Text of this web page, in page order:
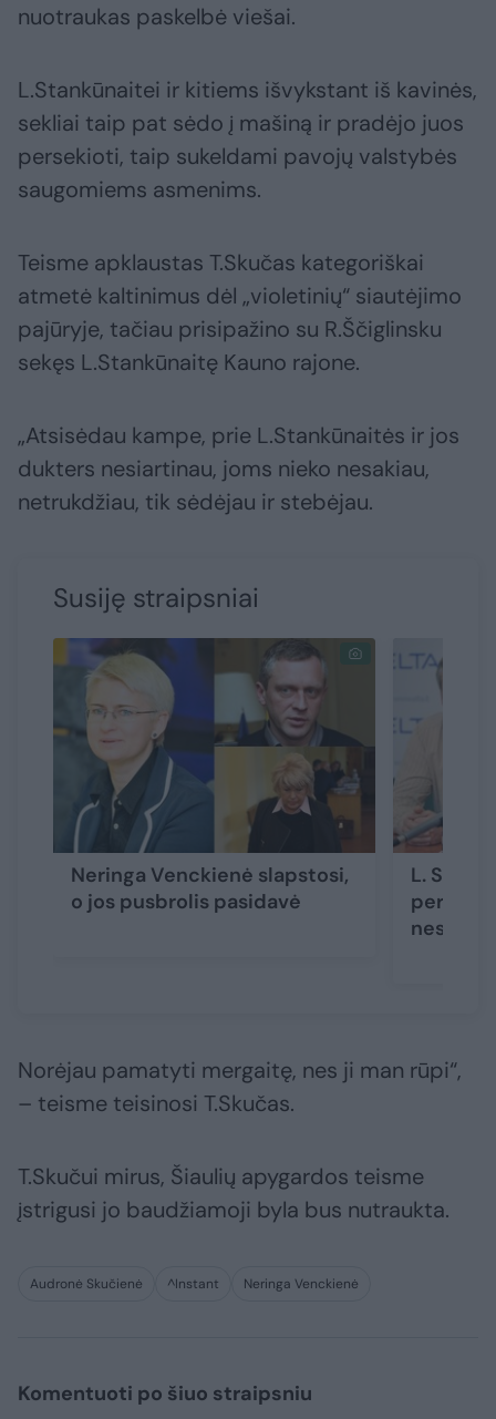
nuotraukas paskelbė viešai.
L.Stankūnaitei ir kitiems išvykstant iš kavinės,
sekliai taip pat sėdo į mašiną ir pradėjo juos
persekioti, taip sukeldami pavojų valstybės
saugomiems asmenims.
Teisme apklaustas T.Skučas kategoriškai
atmetė kaltinimus dėl „violetinių“ siautėjimo
pajūryje, tačiau prisipažino su R.Ščiglinsku
sekęs L.Stankūnaitę Kauno rajone.
„Atsisėdau kampe, prie L.Stankūnaitės ir jos
dukters nesiartinau, joms nieko nesakiau,
netrukdžiau, tik sėdėjau ir stebėjau.
Susiję straipsniai
Neringa Venckienė slapstosi,
o jos pusbrolis pasidavė
L.
nesirodo
Norėjau pamatyti mergaitę, nes ji man rūpi“,
– teisme teisinosi T.Skučas.
T.Skučui mirus, Šiaulių apygardos teisme
įstrigusi jo baudžiamoji byla bus nutraukta.
Audronė Skučienė ^Instant Neringa Venckienė
Komentuoti po šiuo straipsniu